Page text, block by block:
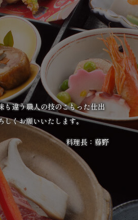
も違う職人の技のこもった仕出
しくお願いいたします｡
料理長：藤野